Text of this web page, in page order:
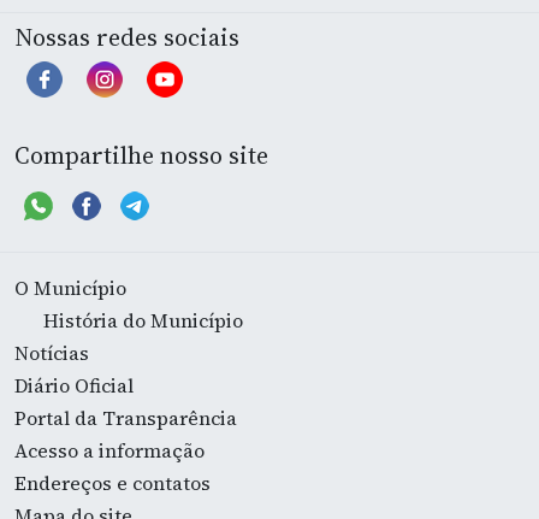
Nossas redes sociais
Compartilhe nosso site
O Município
História do Município
Notícias
Diário Oficial
Portal da Transparência
Acesso a informação
Endereços e contatos